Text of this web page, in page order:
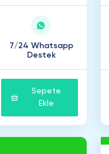
7/24 Whatsapp
Destek
Sepete
Ekle